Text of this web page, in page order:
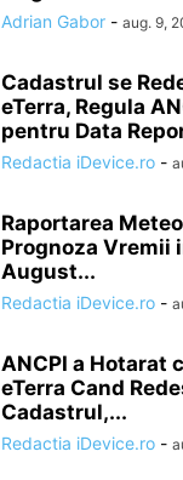
Adrian Gabor - aug. 9,
Cadastrul se
eTerra, Regula
pentru Data
Redactia iDevice.ro -
Raportarea
Prognoza Vremii
August...
Redactia iDevice.ro -
ANCPI a Hotarat
eTerra Cand
Cadastrul,...
Redactia iDevice.ro -